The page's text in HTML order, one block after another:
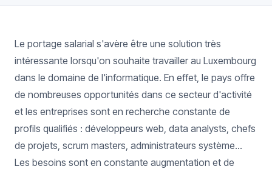
Le portage salarial s'avère être une solution très
intéressante lorsqu'on souhaite travailler au Luxembourg
dans le domaine de l'informatique. En effet, le pays offre
de nombreuses opportunités dans ce secteur d'activité
et les entreprises sont en recherche constante de
profils qualifiés : développeurs web, data analysts, chefs
de projets, scrum masters, administrateurs système...
Les besoins sont en constante augmentation et de